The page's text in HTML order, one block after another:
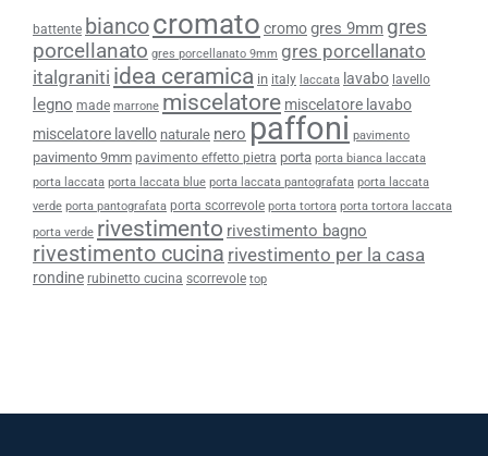
battente biancocromato cromogres 9mm gres
porcellanato gres porcellanato 9mm gres porcellanato
italgraniti idea ceramica in italy laccata lavabo lavello
legno made marrone miscelatore miscelatore lavabo
miscelatore lavello naturale nero paffoni pavimento
pavimento 9mm pavimento effetto pietra porta porta bianca laccata
porta laccata porta laccata blue porta laccata pantografata porta laccata
verde porta pantografata porta scorrevole porta tortora porta tortora laccata
porta verde rivestimento rivestimento bagno
rivestimento cucina rivestimento per la casa
rondine rubinetto cucina scorrevole top